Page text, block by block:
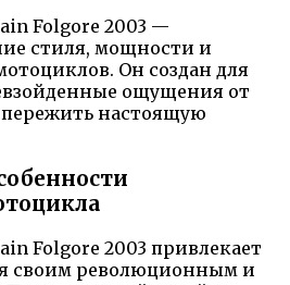
Folgore 2003 —
стиля, мощности и
Он создан для
ощущения от
настоящую
Folgore 2003 привлекает
своим революционным и